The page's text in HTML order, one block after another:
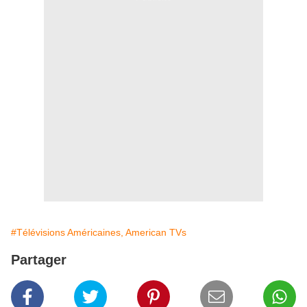
#Télévisions Américaines, American TVs
Partager